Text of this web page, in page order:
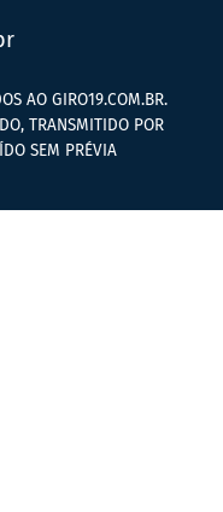
AO GIRO19.COM.BR.
TRANSMITIDO POR
SEM PRÉVIA